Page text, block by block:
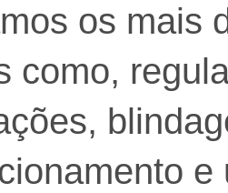
os mais
como,
e